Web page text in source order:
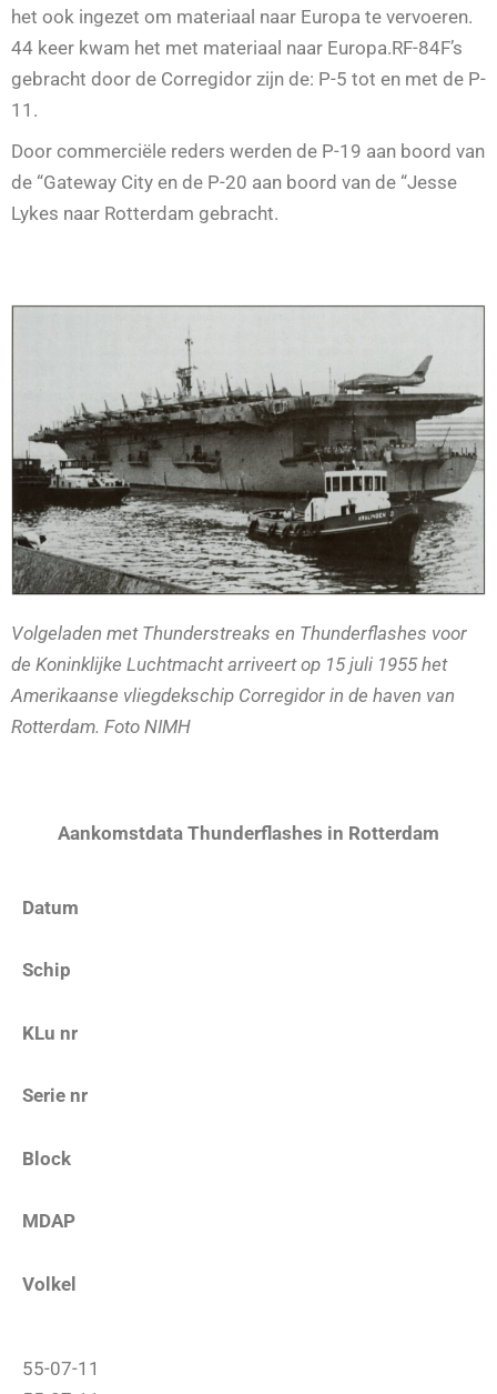
het ook ingezet om materiaal naar Europa te vervoeren.
44 keer kwam het met materiaal naar Europa.RF-84F’s
gebracht door de Corregidor zijn de: P-5 tot en met de P-
11.
Door commerciële reders werden de P-19 aan boord van
de “Gateway City en de P-20 aan boord van de “Jesse
Lykes naar Rotterdam gebracht.
Volgeladen met Thunderstreaks en Thunderflashes voor
de Koninklijke Luchtmacht arriveert op 15 juli 1955 het
Amerikaanse vliegdekschip Corregidor in de haven van
Rotterdam. Foto NIMH
Aankomstdata Thunderflashes in Rotterdam
Datum
Schip
KLu nr
Serie nr
Block
MDAP
Volkel
55-07-11